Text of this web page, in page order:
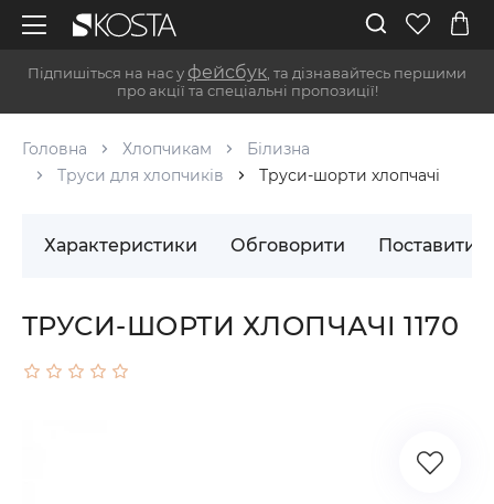
Підпишіться на нас у фейсбук , та дізнавайтесь першими
про акції та спеціальні пропозиції!
Головна Хлопчикам
Білизна
Труси для хлопчиків
Труси-шорти хлопчачі
Характеристики Обговорити Поставити
ТРУСИ-ШОРТИ ХЛОПЧАЧІ 1170